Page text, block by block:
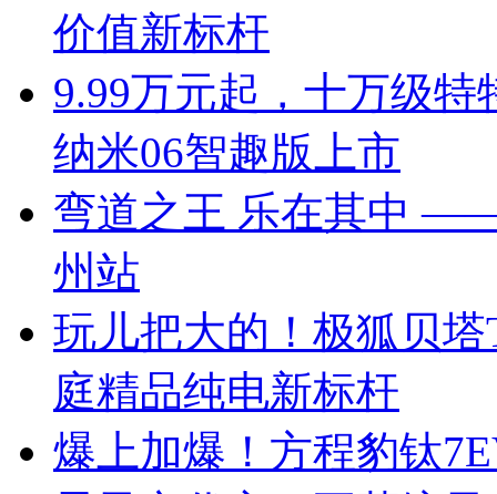
价值新标杆
9.99万元起，十万级
纳米06智趣版上市
弯道之王 乐在其中
州站
玩儿把大的！极狐贝
庭精品纯电新标杆
爆上加爆！方程豹钛